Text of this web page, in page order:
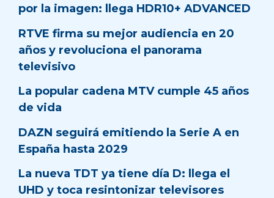
por la imagen: llega HDR10+ ADVANCED
RTVE firma su mejor audiencia en 20
años y revoluciona el panorama
televisivo
La popular cadena MTV cumple 45 años
de vida
DAZN seguirá emitiendo la Serie A en
España hasta 2029
La nueva TDT ya tiene día D: llega el
UHD y toca resintonizar televisores